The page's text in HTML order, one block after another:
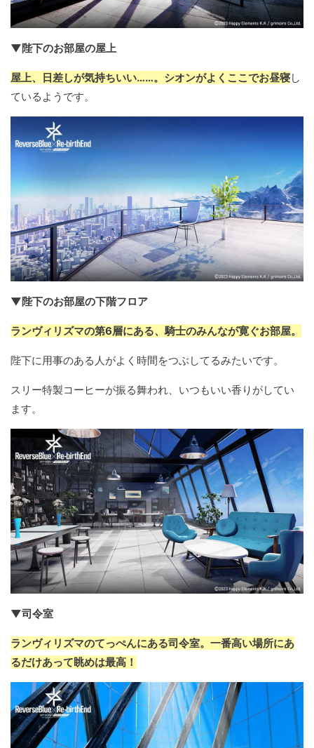
▼陛下のお部屋の屋上
屋上、日差しが気持ちいい……。シオンがよくここでお昼寝し
ているようです。
▼陛下のお部屋の下階フロア
ランヴィリズマの第6層にある、騎士のみんなが寛ぐお部屋。
陛下に用事のある人がよく時間をつぶしてるみたいです。
スリー特製コーヒーが振る舞われ、いつもいい香りがしてい
ます。
▼司令室
ランヴィリズマのてっぺんにある司令室。一番高い場所にあ
るだけあって眺めは最高！